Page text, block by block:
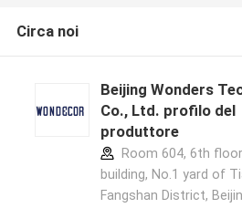
Circa noi
Beijing Wonders
Co., Ltd. profilo del
produttore
Room 604, 6th
building, No.1 yard of
Fangshan District,